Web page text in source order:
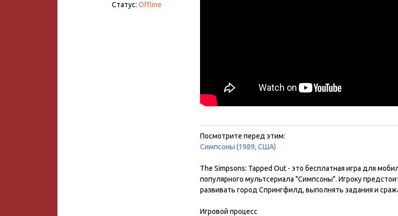
Статус: Offline
Посмотрите перед этим:
Симпсоны (1989, США)
The Simpsons: Tapped Out - это бесплатная игра для
популярного мультсериала "Симпсоны". Игроку
развивать город Спрингфилд, выполнять задания и
Игровой процесс